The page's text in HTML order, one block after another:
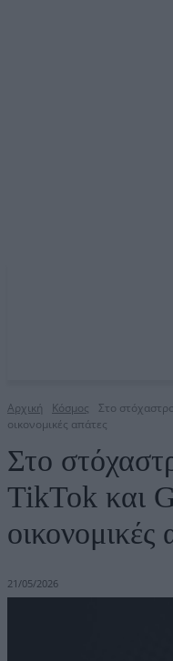
Αρχική Κόσμος
Στο
οικονομικές απάτες
Στο
TikTok και
οικονομικές
21/05/2026